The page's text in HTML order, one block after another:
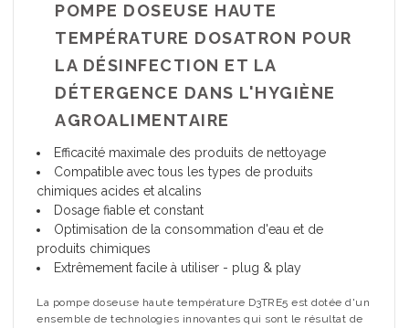
POMPE DOSEUSE HAUTE
TEMPÉRATURE DOSATRON POUR
LA DÉSINFECTION ET LA
DÉTERGENCE DANS L'HYGIÈNE
AGROALIMENTAIRE
Efficacité maximale des produits de nettoyage
Compatible avec tous les types de produits
chimiques acides et alcalins
Dosage fiable et constant
Optimisation de la consommation d'eau et de
produits chimiques
Extrêmement facile à utiliser - plug & play
La pompe doseuse haute température D3TRE5 est dotée d'un
ensemble de technologies innovantes qui sont le résultat de